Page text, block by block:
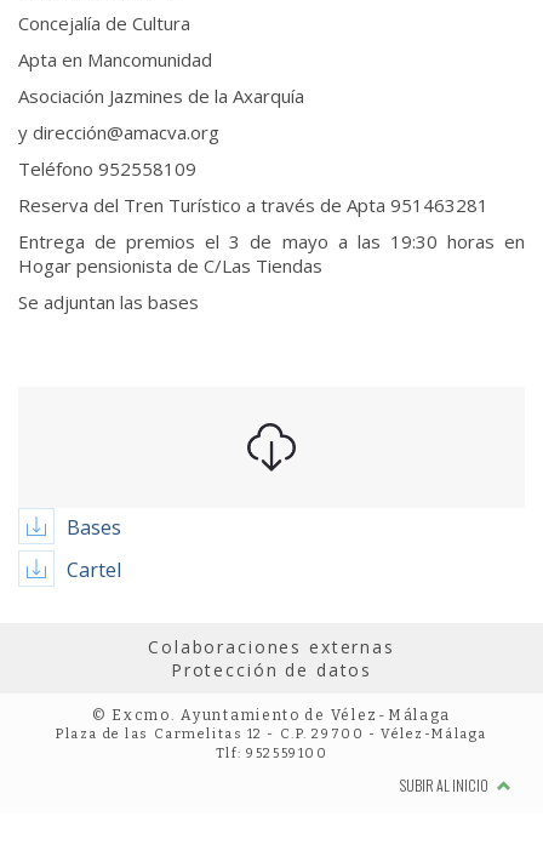
Concejalía de Cultura
Apta en Mancomunidad
Asociación Jazmines de la Axarquía
y dirección@amacva.org
Teléfono 952558109
Reserva del Tren Turístico a través de Apta 951463281
Entrega de premios el 3 de mayo a las 19:30 horas en
Hogar pensionista de C/Las Tiendas
Se adjuntan las bases
Bases
Cartel
Colaboraciones externas
Protección de datos
© Excmo. Ayuntamiento de Vélez-Málaga
Plaza de las Carmelitas 12 - C.P. 29700 - Vélez-Málaga
Tlf: 952559100
SUBIR AL INICIO